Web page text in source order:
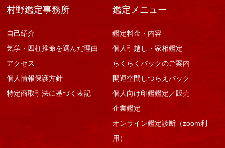
村野鑑定事務所
自己紹介
気学・四柱推命を選んだ理由
アクセス
個人情報保護方針
特定商取引法に基づく表記
鑑定メニュー
鑑定料金・内容
個人引越し・家相鑑定
らくらくパックのご案内
開運空間しつらえパック
個人向け印鑑鑑定／販売
企業鑑定
オンライン鑑定診断（zoom利
用）